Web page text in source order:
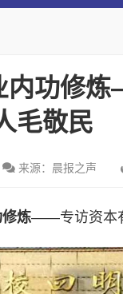
内功修
毛敬民
来源：晨报之声
炼——专访资本